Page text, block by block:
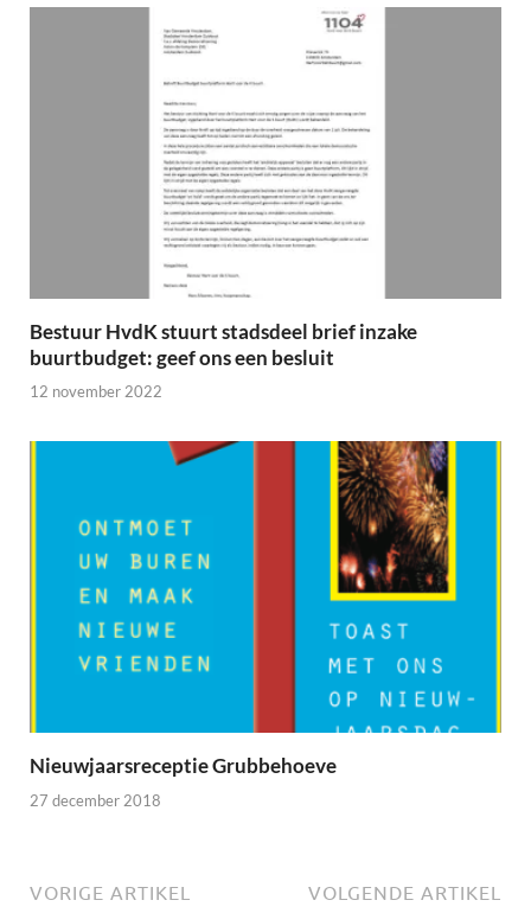
Bestuur HvdK stuurt stadsdeel brief inzake
buurtbudget: geef ons een besluit
12 november 2022
Nieuwjaarsreceptie Grubbehoeve
27 december 2018
VORIGE ARTIKEL VOLGENDE ARTIKEL